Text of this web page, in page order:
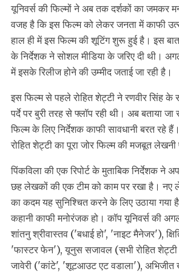
यूनिवर्स की फिल्मों ने अब तक दर्शकों का जमकर
वजह है कि इस फिल्म को लेकर जनता में काफी
हाल ही में इस फिल्म की शूटिंग शुरू हुई है। इस
के निर्देशक ने सोशल मीडिया के जरिए दी थी।
में इसके रिलीज होने की उम्मीद जताई जा रही है।
इस फिल्म से पहले रोहित शेट्टी ने रणवीर सिंह के
पर्दे पर बुरी तरह से फ्लॉप रही थी। अब बताया जा
फिल्म के लिए निर्देशक काफी सावधानी बरत रहे
रोहित शेट्टी का पूरा जोर फिल्म की मजबूत लेखनी
पिंकविला की एक रिपोर्ट के मुताबिक निर्देशक ने
छह लेखकों की एक टीम को काम पर रखा है। नए
का कदम यह सुनिश्चित करने के लिए उठाया गया
कहानी काफी मनोरंजक हो। कॉप यूनिवर्स की
शांतनु श्रीवास्तव ('बधाई हो', 'नाइट मैनेजर'),
'फास्टर फेन'), यूनुस सजावल (सभी रोहित शेट्टी
जावेरी ('कांटे', 'शूटआउट एट वडाला'),